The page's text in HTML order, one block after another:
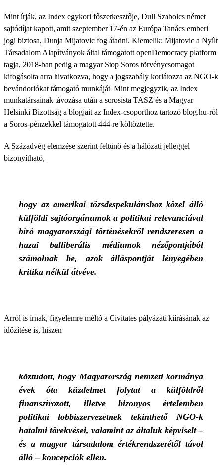
Mint írják, az Index egykori főszerkesztője, Dull Szabolcs német
sajtódíjat kapott, amit szeptember 17-én az Európa Tanács emberi
jogi biztosa, Dunja Mijatovic fog átadni. Kiemelik: Mijatovic a Nyílt
Társadalom Alapítványok által támogatott openDemocracy platform
tagja, 2018-ban pedig a magyar Stop Soros törvénycsomagot
kifogásolta arra hivatkozva, hogy a jogszabály korlátozza az NGO-k
bevándorlókat támogató munkáját. Mint megjegyzik, az Index
munkatársainak távozása után a sorosista TASZ és a Magyar
Helsinki Bizottság a blogjait az Index-csoporthoz tartozó blog.hu-ról
a Soros-pénzekkel támogatott 444-re költöztette.
A Századvég elemzése szerint feltűnő és a hálózati jelleggel
bizonyítható,
hogy az amerikai tőzsdespekulánshoz közel álló
külföldi sajtóorgánumok a politikai relevanciával
bíró magyarországi történésekről rendszeresen a
hazai balliberális médiumok nézőpontjából
számolnak be, azok álláspontját lényegében
kritika nélkül átvéve.
Arról is írnak, figyelemre méltó a Civitates pályázati kiírásának az
időzítése is, hiszen
köztudott, hogy Magyarország nemzeti kormánya
évek óta küzdelmet folytat a külföldről
finanszírozott, illetve bizonyos értelemben
politikai lobbiszervezetnek tekinthető NGO-k
hatalmi törekvései, valamint az általuk képviselt –
és a magyar társadalom értékrendszerétől távol
álló – koncepciók ellen.